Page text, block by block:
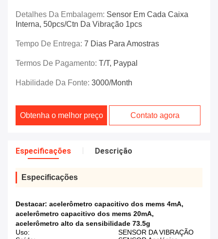
Detalhes Da Embalagem: Sensor Em Cada Caixa
Interna, 50pcs/ctn Da Vibração 1pcs
Tempo De Entrega: 7 Dias Para Amostras
Termos De Pagamento: T/T, Paypal
Habilidade Da Fonte: 3000/month
Obtenha o melhor preço Contato agora
Especificações Descrição
Especificações
Destacar: acelerômetro capacitivo dos mems 4mA,
acelerômetro capacitivo dos mems 20mA,
acelerômetro alto da sensibilidade 73.5g
Uso:
SENSOR DA VIBRAÇÃO